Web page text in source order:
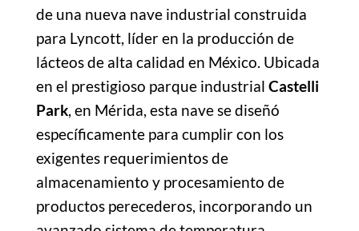
de una nueva nave industrial construida
para Lyncott, líder en la producción de
lácteos de alta calidad en México. Ubicada
en el prestigioso parque industrial Castelli
Park, en Mérida, esta nave se diseñó
específicamente para cumplir con los
exigentes requerimientos de
almacenamiento y procesamiento de
productos perecederos, incorporando un